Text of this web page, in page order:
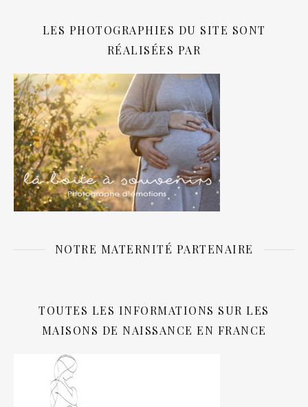
LES PHOTOGRAPHIES DU SITE SONT
RÉALISÉES PAR
NOTRE MATERNITÉ PARTENAIRE
TOUTES LES INFORMATIONS SUR LES
MAISONS DE NAISSANCE EN FRANCE